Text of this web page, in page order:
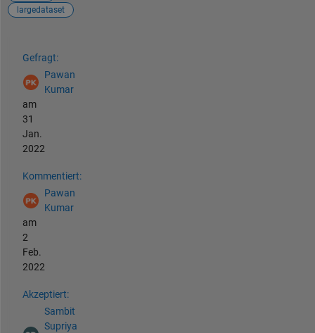
largedataset
Gefragt:
Pawan
Kumar
am
31
Jan.
2022
Kommentiert:
Pawan
Kumar
am
2
Feb.
2022
Akzeptiert:
Sambit
Supriya